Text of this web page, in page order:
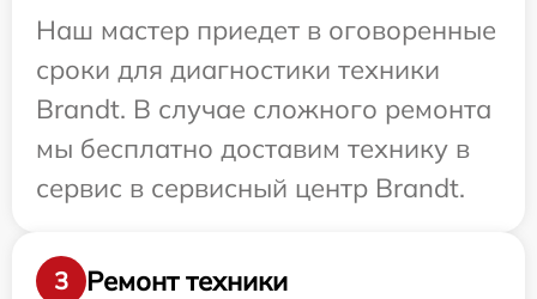
Наш мастер приедет в оговоренные
сроки для диагностики техники
Brandt. В случае сложного ремонта
мы бесплатно доставим технику в
сервис в сервисный центр Brandt.
3
Ремонт техники